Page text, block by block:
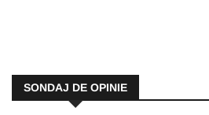
SONDAJ DE OPINIE